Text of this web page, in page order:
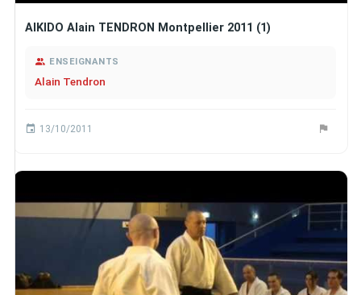
AIKIDO Alain TENDRON Montpellier 2011 (1)
ENSEIGNANTS
Alain Tendron
13/10/2011